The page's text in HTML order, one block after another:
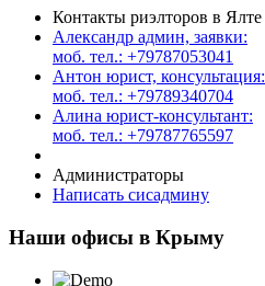
Контакты риэлторов в Ялте
Александр админ, заявки:
моб. тел.: +79787053041
Антон юрист, консультация:
моб. тел.: +79789340704
Алина юрист-консультант:
моб. тел.: +79787765597
Администраторы
Написать сисадмину
Наши офисы в Крыму